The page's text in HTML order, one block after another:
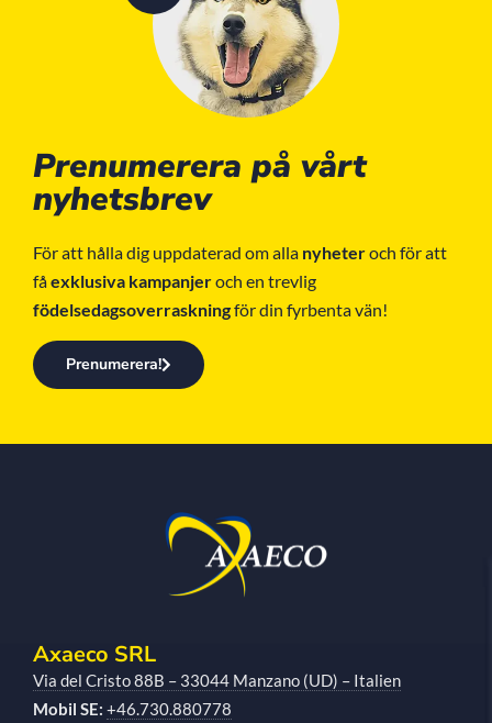
Prenumerera på vårt
nyhetsbrev
För att hålla dig uppdaterad om alla nyheteroch för att
fåexklusiva kampanjeroch en trevlig
födelsedagsoverraskningför din fyrbenta vän!
Prenumerera!
Axaeco SRL
Via del Cristo 88B – 33044 Manzano (UD) – Italien
Mobil SE: +46.730.880778